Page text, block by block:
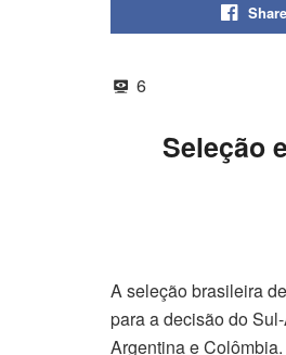
6
Seleção
A seleção brasileira
para a decisão do
Argentina e Colômbia.